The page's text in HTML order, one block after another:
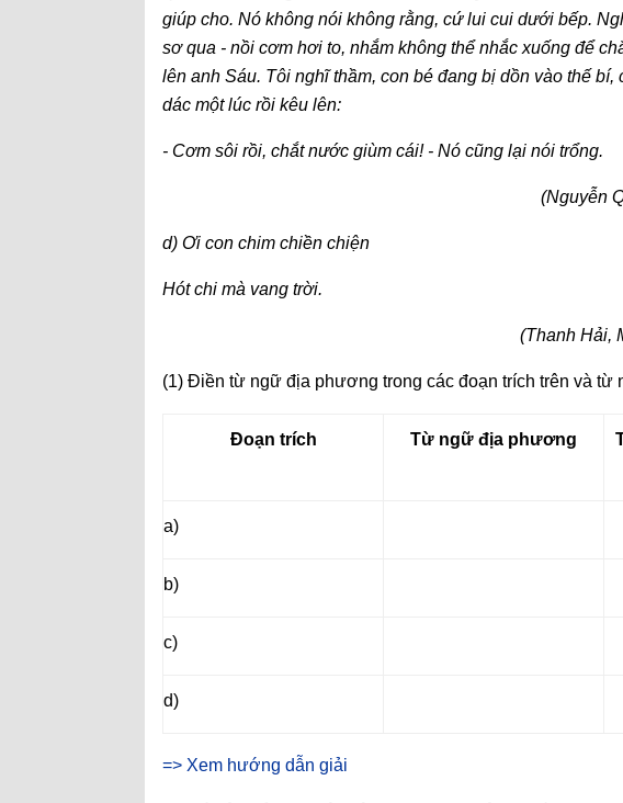
giúp cho. Nó không nói không rằng, cứ lui cui dưới bếp.
sơ qua - nồi cơm hơi to, nhắm không thể nhắc xuống để
lên anh Sáu. Tôi nghĩ thầm, con bé đang bị dồn vào thế
dác một lúc rồi kêu lên:
- Cơm sôi rồi, chắt nước giùm cái! - Nó cũng lại nói trổng.
(Nguyễn
d) Ơi con chim chiền chiện
Hót chi mà vang trời.
(Thanh Hải,
(1) Điền từ ngữ địa phương trong các đoạn trích trên và
Đoạn trích Từ ngữ địa phương
a)
b)
c)
d)
=> Xem hướng dẫn giải